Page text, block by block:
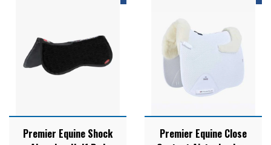
Premier Equine Shock
Premier Equine Close